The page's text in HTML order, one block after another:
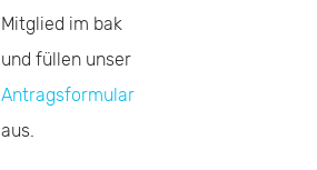
Mitglied im bak
und füllen unser
Antragsformular
aus.